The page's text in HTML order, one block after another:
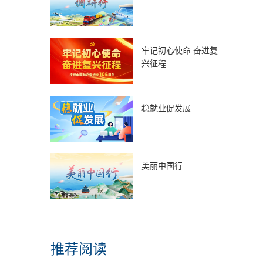
牢记初心使命 奋进复
兴征程
稳就业促发展
美丽中国行
推荐阅读